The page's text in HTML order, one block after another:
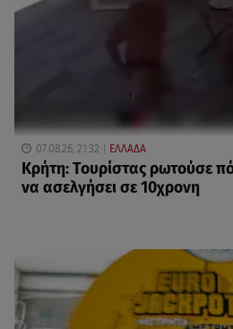
07.08.26, 21:32 ΕΛΛΑΔΑ
Κρήτη: Τουρίστας ρωτούσε
να ασελγήσει σε 10χρονη